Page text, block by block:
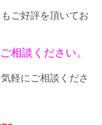
ご好評を頂いてお
相談ください。
軽にご相談くださ